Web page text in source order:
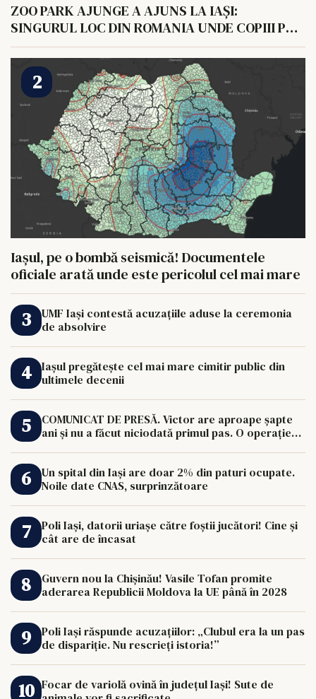
ZOO PARK AJUNGE A AJUNS LA IAȘI:
SINGURUL LOC DIN ROMANIA UNDE COPIII POT
HRANI UN ELEFANT
Iașul, pe o bombă seismică! Documentele
oficiale arată unde este pericolul cel mai mare
UMF Iași contestă acuzațiile aduse la ceremonia
de absolvire
Iașul pregătește cel mai mare cimitir public din
ultimele decenii
COMUNICAT DE PRESĂ. Victor are aproape șapte
ani și nu a făcut niciodată primul pas. O operație
Un spital din Iași are doar 2% din paturi ocupate.
Noile date CNAS, surprinzătoare
Poli Iași, datorii uriașe către foștii jucători! Cine și
cât are de încasat
Guvern nou la Chișinău! Vasile Tofan promite
aderarea Republicii Moldova la UE până în 2028
Poli Iași răspunde acuzațiilor: „Clubul era la un pas
de dispariție. Nu rescrieți istoria!”
Focar de variolă ovină în județul Iași! Sute de